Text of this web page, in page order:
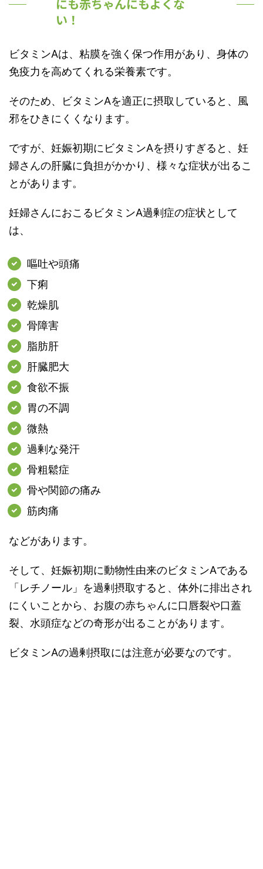
にも赤ちゃんにもよくな
い！
ビタミンAは、粘膜を強く保つ作用があり、身体の
免疫力を高めてくれる栄養素です。
そのため、ビタミンAを適正に摂取していると、風
邪をひきにくくなります。
ですが、 妊娠初期にビタミンAを摂りすぎると、妊
婦さんの肝臓に負担がかかり、様々な症状が出るこ
とがあります。
妊婦さんにおこるビタミンA過剰症の症状として
は、
嘔吐や頭痛
下痢
乾燥肌
骨障害
脂肪肝
肝臓肥大
食欲不振
胃の不調
微熱
過剰な発汗
骨粗鬆症
骨や関節の痛み
筋肉痛
などがあります。
そして、妊娠初期に動物性由来のビタミンAである
「レチノール」 を過剰摂取すると、体外に排出され
にくいことから、 お腹の赤ちゃんに口唇裂や口蓋
裂、水頭症などの奇形が出ることがあります。
ビタミンAの過剰摂取には注意が必要なのです。